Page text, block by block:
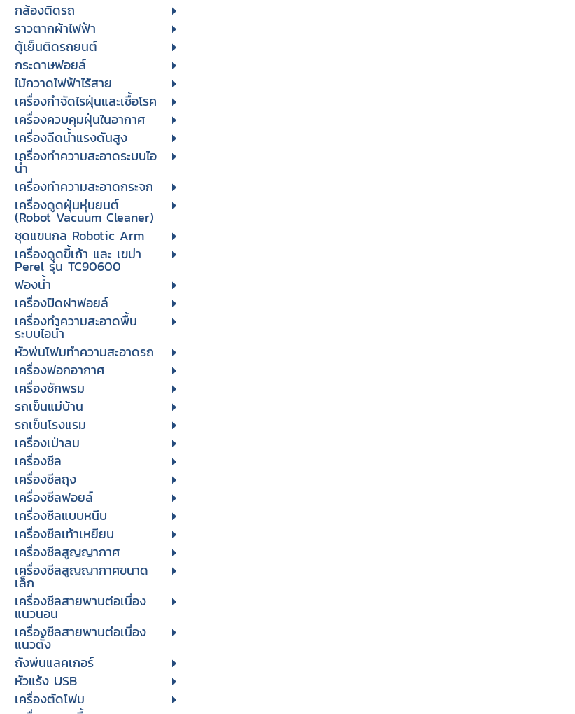
กล้องติดรถ
ราวตากผ้าไฟฟ้า
ตู้เย็นติดรถยนต์
กระดาษฟอยล์
ไม้กวาดไฟฟ้าไร้สาย
เครื่องกำจัดไรฝุ่นและเชื้อโรค
เครื่องควบคุมฝุ่นในอากาศ
เครื่องฉีดน้ำแรงดันสูง
เครื่องทำความสะอาดระบบไอ
น้ำ
เครื่องทำความสะอาดกระจก
เครื่องดูดฝุ่นหุ่นยนต์
(Robot Vacuum Cleaner)
ชุดแขนกล Robotic Arm
เครื่องดูดขี้เถ้า และ เขม่า
Perel รุ่น TC90600
ฟองน้ำ
เครื่องปิดฝาฟอยล์
เครื่องทำความสะอาดพื้น
ระบบไอน้ำ
หัวพ่นโฟมทำความสะอาดรถ
เครื่องฟอกอากาศ
เครื่องซักพรม
รถเข็นแม่บ้าน
รถเข็นโรงแรม
เครื่องเป่าลม
เครื่องซีล
เครื่องซีลถุง
เครื่องซีลฟอยล์
เครื่องซีลแบบหนีบ
เครื่องซีลเท้าเหยียบ
เครื่องซีลสูญญากาศ
เครื่องซีลสูญญากาศขนาด
เล็ก
เครื่องซีลสายพานต่อเนื่อง
แนวนอน
เครื่องซีลสายพานต่อเนื่อง
แนวตั้ง
ถังพ่นแลคเกอร์
หัวแร้ง USB
เครื่องตัดโฟม